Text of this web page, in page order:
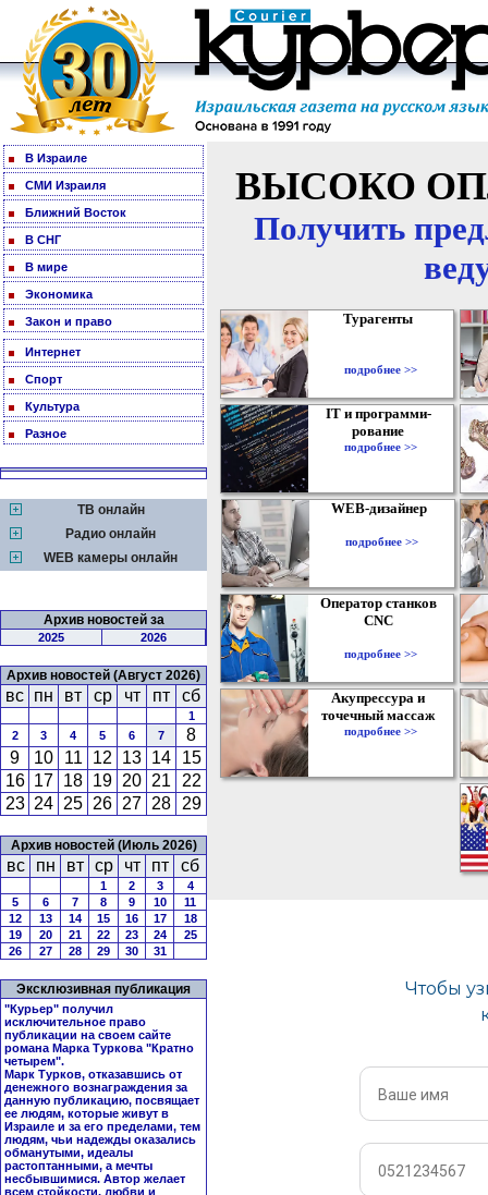
В Израиле
СМИ Израиля
Ближний Восток
В СНГ
В мире
Экономика
Закон и право
Интернет
Спорт
Культура
Разное
ТВ онлайн
Радио онлайн
WEB камеры онлайн
Архив новостей за
2025 2026
Архив новостей (Август 2026)
вс пн вт ср чт пт сб
1
2
3 4 5 6 7
8
9
10 11 12 13 14
15
16 17 18 19 20 21
22
23 24 25 26 27 28 29
Архив новостей (Июль 2026)
вс пн вт ср чт пт сб
1 2 3
4
5
6 7 8 9 10
11
12
13 14 15 16 17
18
19
20 21 22 23 24
25
26
27 28 29 30 31
Эксклюзивная публикация
"Курьер" получил
исключительное право
публикации на своем сайте
романа Марка Туркова "Кратно
четырем".
Марк Турков, отказавшись от
денежного вознаграждения за
данную публикацию, посвящает
ее людям, которые живут в
Израиле и за его пределами, тем
людям, чьи надежды оказались
обманутыми, идеалы
растоптанными, а мечты
несбывшимися. Автор желает
всем стойкости, любви и
ВЫСОКО
Получить
Турагенты
подробнее >>
IT и программи-
рование
подробнее >>
WEB-дизайнер
подробнее >>
Оператор станков
CNC
подробнее >>
Акупрессура и
точечный массаж
подробнее >>